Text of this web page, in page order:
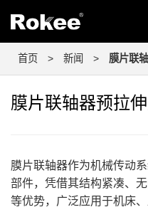
首页 > 新闻 > 膜片联
膜片联轴器预拉
膜片联轴器作为机械传动
部件，凭借其结构紧凑、
等优势，广泛应用于机床